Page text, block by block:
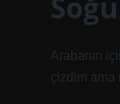
Arabanın
çizdim ama